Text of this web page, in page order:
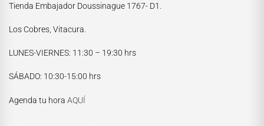
Tienda Embajador Doussinague 1767- D1.
Los Cobres, Vitacura.
LUNES-VIERNES: 11:30 – 19:30 hrs
SÁBADO: 10:30-15:00 hrs
Agenda tu hora AQUÍ
María Paskaró